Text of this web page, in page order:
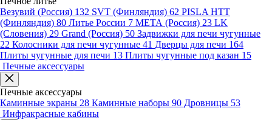
Везувий (Россия) 132 SVT (Финляндия) 62 PISLA HTT
(Финляндия) 80 Литье России 7 МЕТА (Россия) 23 LK
(Словения) 29 Grand (Россия) 50 Задвижки для печи чугунные
22 Колосники для печи чугунные 41 Дверцы для печи 164
Плиты чугунные для печи 13 Плиты чугунные под казан 15
Печные аксессуары
Печные аксессуары
Каминные экраны 28 Каминные наборы 90 Дровницы 53
Инфракрасные кабины